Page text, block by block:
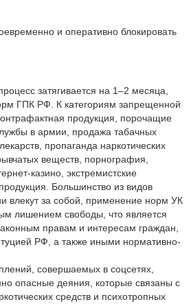
и оперативно блокировать
затягивается на 1–2 месяца,
ГПК РФ. К категориям запрещенной
продукция, порочащие
в армии, продажа табачных
пропаганда наркотических
веществ, порнография,
казино, экстремистские
Большинство из видов
влекут за собой, применение норм УК
лишением свободы, что является
правам и интересам граждан,
РФ, а также иными нормативно-
совершаемых в соцсетях,
опасные деяния, которые связаны с
средств и психотропных